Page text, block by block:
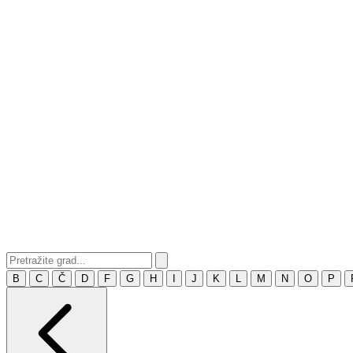
B C Č D F G H J K M N O P